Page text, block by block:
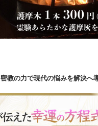
密教の力で現代の悩みを解決へ